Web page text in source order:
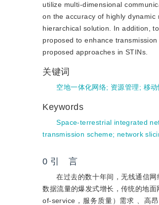
utilize multi-dimensional
on the accuracy of highly
hierarchical solution. In addition,
proposed to enhance
proposed approaches in STINs.
关键词
空地一体化网络; 资源管理; 移动
Keywords
Space-terrestrial integrated
transmission scheme; network
0 引 言
在过去的数十年间，无线通信
数据流量的爆发式增长，传统的地
of-service，服务质量）需求 、高